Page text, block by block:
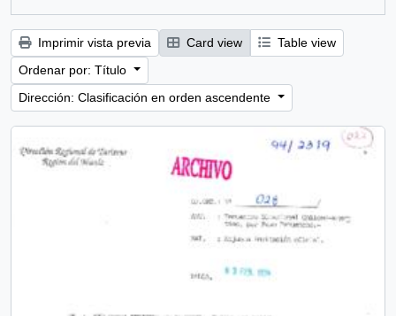
Imprimir vista previa Card view
Table view
Ordenar por: Título
Dirección: Clasificación en orden ascendente